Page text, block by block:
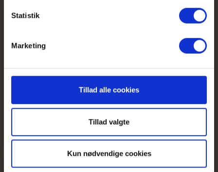
Statistik
Marketing
Tillad alle cookies
Tillad valgte
Kun nødvendige cookies
Se IKAs udvalg af aktuelle arrangementer.